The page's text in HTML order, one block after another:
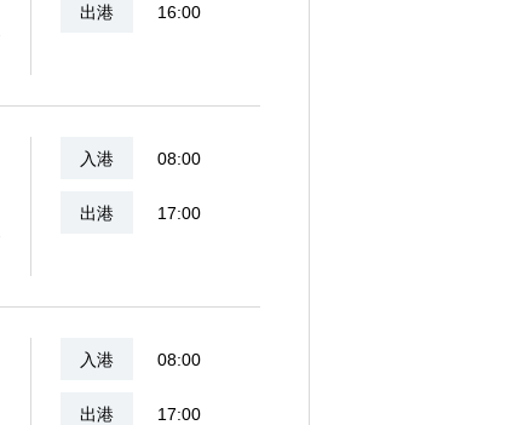
出港 16:00
入港 08:00
出港 17:00
入港 08:00
出港 17:00